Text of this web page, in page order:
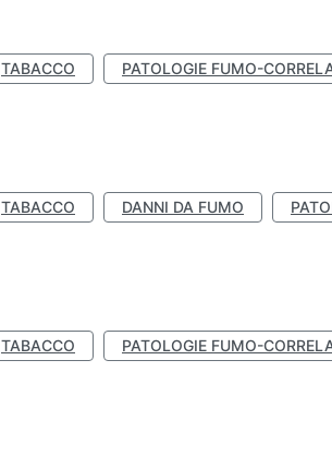
TABACCO PATOLOGIE FUMO-
TABACCO DANNI DA FUMO
TABACCO PATOLOGIE FUMO-